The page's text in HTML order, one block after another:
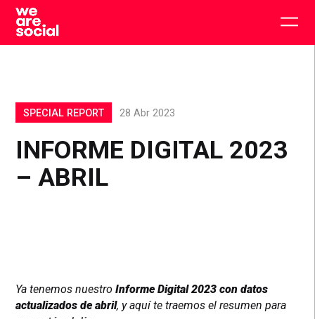
Skip
content
INFORME DIGITAL 2023
– ABRIL
SPECIAL REPORT 28 Abr 2023
Ya tenemos nuestroInforme Digital 2023 con datos
actualizados de abril, y aquí te traemos el resumen para